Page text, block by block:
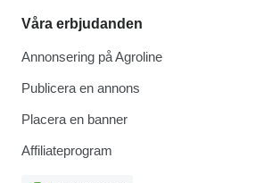
Våra erbjudanden
Annonsering på Agroline
Publicera en annons
Placera en banner
Affiliateprogram